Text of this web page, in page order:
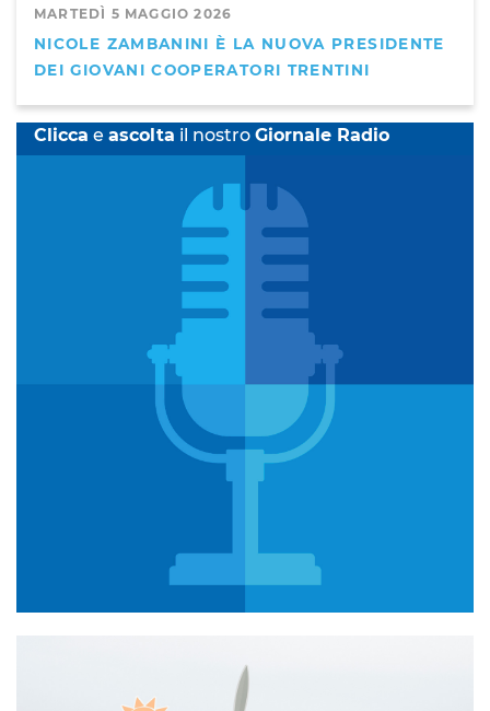
MARTEDÌ 5 MAGGIO 2026
NICOLE ZAMBANINI È LA NUOVA PRESIDENTE
DEI GIOVANI COOPERATORI TRENTINI
Clicca e ascolta il nostro Giornale Radio